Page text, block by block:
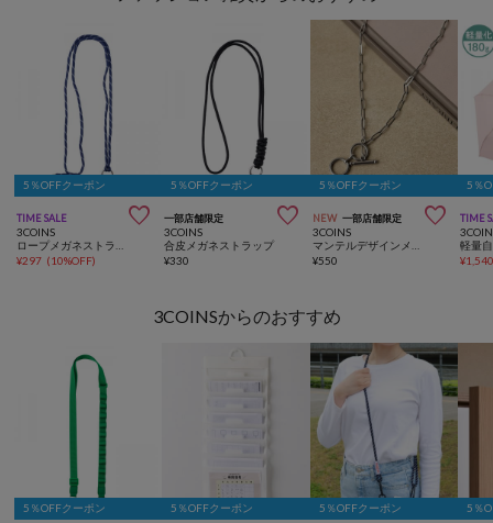
5％OFFクーポン
TIME SALE 
3COINS
¥297 (10%OFF)
5％OFFクーポン
一部店舗限定 
3COINS
合皮メガネストラップ
¥330
5％OFFクーポン
NEW 一部店舗限定 
3COINS
¥550
5％
TIME
¥
3COINSからのおすすめ
5％OFFクーポン 5％OFFクーポン 5％OFFクーポン 5％